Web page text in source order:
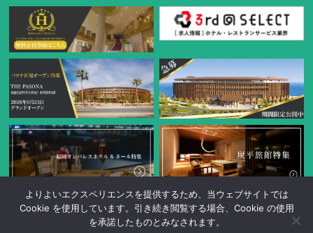
よりよいエクスペリエンスを提供するため、当ウェブサイトでは
Cookie を使用しています。引き続き閲覧する場合、Cookie の使用
を承諾したものとみなされます。